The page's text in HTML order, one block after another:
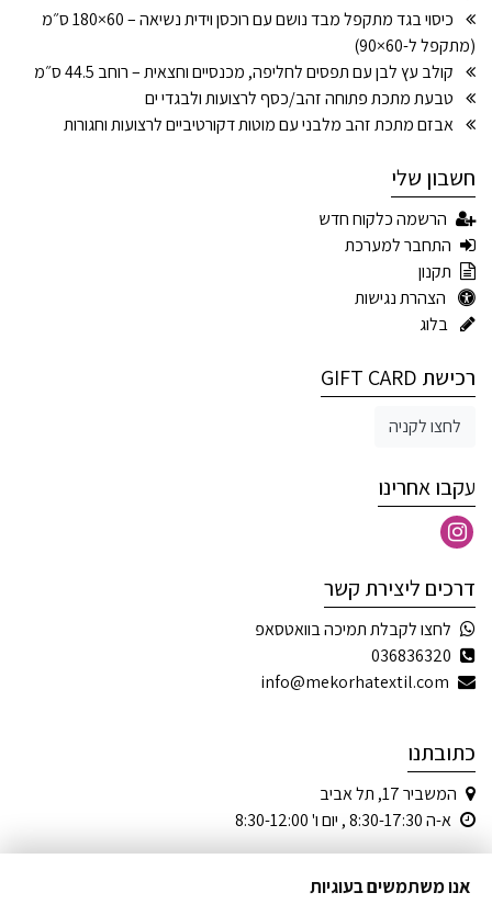
כיסוי בגד מתקפל מבד נושם עם רוכסן וידית נשיאה – 60×180 ס״מ
(מתקפל ל-60×90)
קולב עץ לבן עם תפסים לחליפה, מכנסיים וחצאית – רוחב 44.5 ס״מ
טבעת מתכת פתוחה זהב/כסף לרצועות ולבגדי ים
אבזם מתכת זהב מלבני עם מוטות דקורטיביים לרצועות וחגורות
חשבון שלי
הרשמה כלקוח חדש
התחבר למערכת
תקנון
הצהרת נגישות
בלוג
רכישת GIFT CARD
לחצו לקניה
עקבו אחרינו
דרכים ליצירת קשר
לחצו לקבלת תמיכה בוואטסאפ
036836320
info@mekorhatextil.com
כתובתנו
המשביר 17, תל אביב
א-ה 8:30-17:30 , יום ו' 8:30-12:00
אנו משתמשים בעוגיות